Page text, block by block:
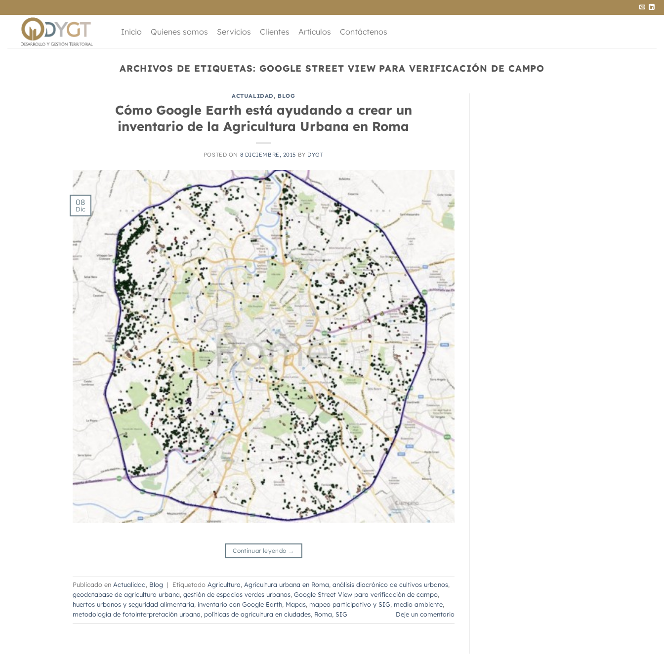
al
contenido
Inicio Quienes somos Servicios Clientes Artículos Contáctenos
ARCHIVOS DE ETIQUETAS: GOOGLE STREET VIEW PARA VERIFICACIÓN DE CAMPO
ACTUALIDAD, BLOG
Cómo Google Earth está ayudando a crear un
inventario de la Agricultura Urbana en Roma
POSTED ON 8 DICIEMBRE, 2015 BY DYGT
08
Dic
Continuar leyendo →
Publicado en Actualidad Blog | Etiquetado Agricultura Agricultura urbana en Roma análisis diacrónico de cultivos urbanos
geodatabase de agricultura urbana gestión de espacios verdes urbanos Google Street View para verificación de campo
huertos urbanos y seguridad alimentaria inventario con Google Earth Mapas mapeo participativo y SIG medio ambiente
metodología de fotointerpretación urbana políticas de agricultura en ciudades Roma SIG Deje un comentario